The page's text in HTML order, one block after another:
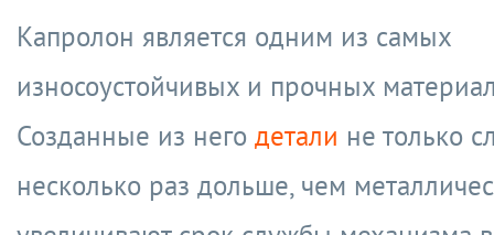
Капролон является одним из самых
износоустойчивых и прочных
Созданные из него детали не только
несколько раз дольше, чем